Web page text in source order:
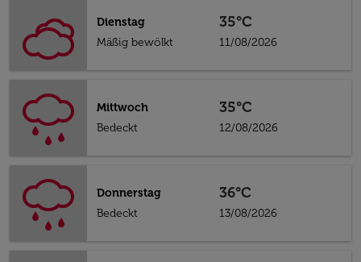
Dienstag
Mäßig bewölkt
35°C
11/08/2026
Mittwoch
Bedeckt
35°C
12/08/2026
Donnerstag
Bedeckt
36°C
13/08/2026